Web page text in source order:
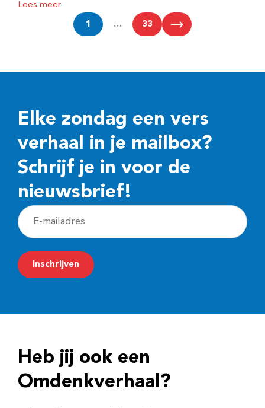
Lees meer
1 … 33
Elke zondag een vers
verhaal in je mailbox?
Schrijf je in voor de
nieuwsbrief!
E
-
m
a
r
e
Inschrijven
Heb jij ook een
Omdenkverhaal?